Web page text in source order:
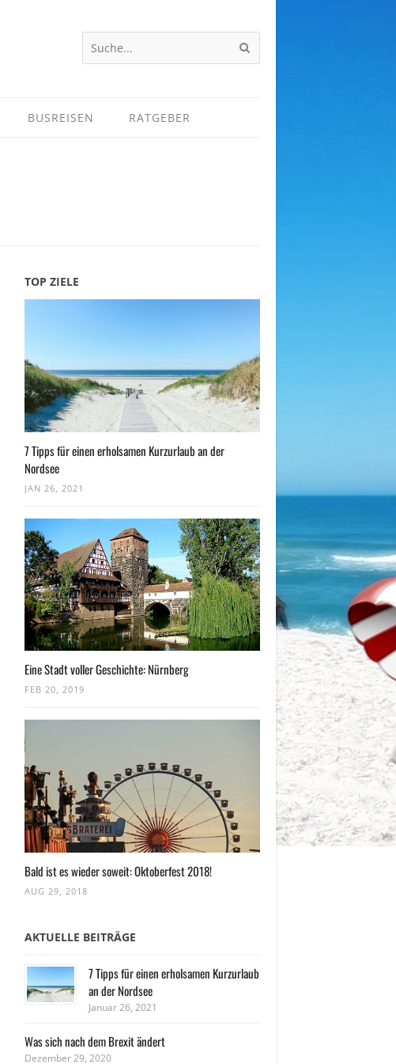
BUSREISEN RATGEBER
TOP ZIELE
7 Tipps für einen erholsamen Kurzurlaub an der
Nordsee
JAN 26, 2021
Eine Stadt voller Geschichte: Nürnberg
FEB 20, 2019
Bald ist es wieder soweit: Oktoberfest 2018!
AUG 29, 2018
AKTUELLE BEITRÄGE
7 Tipps für einen erholsamen Kurzurlaub
an der Nordsee
Januar 26, 2021
Was sich nach dem Brexit ändert
Dezember 29, 2020